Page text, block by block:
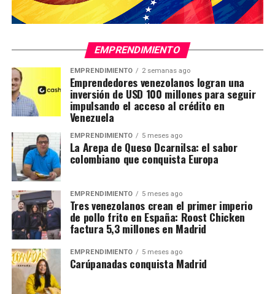
EMPRENDIMIENTO
EMPRENDIMIENTO 2 semanas ago
Emprendedores venezolanos logran una
inversión de USD 100 millones para seguir
impulsando el acceso al crédito en
Venezuela
EMPRENDIMIENTO 5 meses ago
La Arepa de Queso Dcarnilsa: el sabor
colombiano que conquista Europa
EMPRENDIMIENTO 5 meses ago
Tres venezolanos crean el primer imperio
de pollo frito en España: Roost Chicken
factura 5,3 millones en Madrid
EMPRENDIMIENTO 5 meses ago
Carúpanadas conquista Madrid